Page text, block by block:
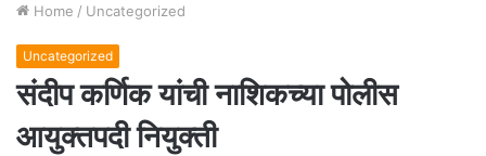
Home / Uncategorized
Uncategorized
संदीप कर्णिक यांची नाशिकच्या पोलीस
आयुक्तपदी नियुक्ती